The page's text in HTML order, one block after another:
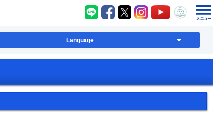
八千代町LINE
八千代町Facebook
八千代町X八千代町Instagram
八千代町八千代
Language